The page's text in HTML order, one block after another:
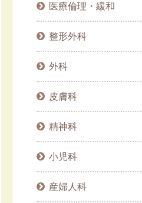
医療倫理・緩和
整形外科
外科
皮膚科
精神科
小児科
産婦人科